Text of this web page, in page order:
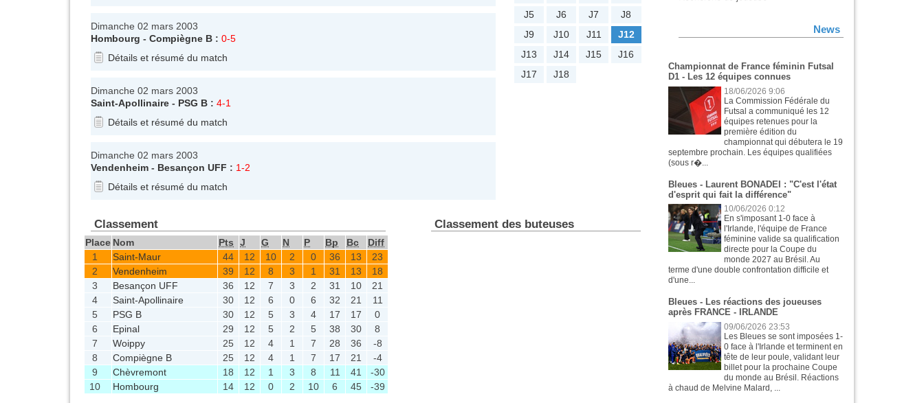
Dimanche 02 mars 2003
Hombourg - Compiègne B : 0-5
Détails et résumé du match
Dimanche 02 mars 2003
Saint-Apollinaire - PSG B : 4-1
Détails et résumé du match
Dimanche 02 mars 2003
Vendenheim - Besançon UFF : 1-2
Détails et résumé du match
J5
J6 J7
J8
J9
J10 J11
J12
J13
J14 J15
J16
J17
J18
Classement
Place Nom Pts J G N P Bp Bc
Diff
1
Saint-Maur 44 12 10 2 0 36 13
23
2
Vendenheim 39 12 8 3 1 31 13
18
3
Besançon UFF 36 12 7 3 2 31 10
21
4
Saint-Apollinaire 30 12 6 0 6 32 21
11
5
PSG B 30 12 5 3 4 17 17
0
6
Epinal 29 12 5 2 5 38 30
8
7
Woippy 25 12 4 1 7 28 36
-8
8
Compiègne B 25 12 4 1 7 17 21
-4
9
Chèvremont 18 12 1 3 8 11 41
-30
10
Hombourg 14 12 0 2 10 6 45 -39
Classement des buteuses
News
Championnat de France féminin Futsal
D1 - Les 12 équipes connues
18/06/2026 9:06
La Commission Fédérale du
Futsal a communiqué les 12
équipes retenues pour la
première édition du
championnat qui débutera le 19
septembre prochain. Les équipes qualifiées
(sous r�...
Bleues - Laurent BONADEI : "C'est l'état
d'esprit qui fait la différence"
10/06/2026 0:12
En s'imposant 1-0 face à
l'Irlande, l'équipe de France
féminine valide sa qualification
directe pour la Coupe du
monde 2027 au Brésil. Au
terme d'une double confrontation difficile et
d'une...
Bleues - Les réactions des joueuses
après FRANCE - IRLANDE
09/06/2026 23:53
Les Bleues se sont imposées 1-
0 face à l'Irlande et terminent en
tête de leur poule, validant leur
billet pour la prochaine Coupe
du monde au Brésil. Réactions
à chaud de Melvine Malard, ...